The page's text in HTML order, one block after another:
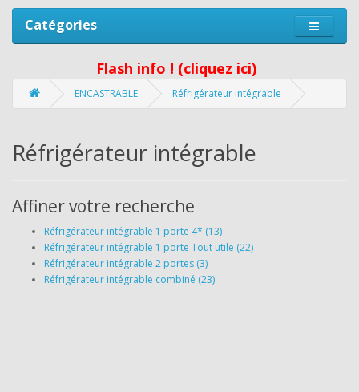
Catégories
Flash info ! (cliquez ici)
ENCASTRABLE Réfrigérateur intégrable
Réfrigérateur intégrable
Affiner votre recherche
Réfrigérateur intégrable 1 porte 4* (13)
Réfrigérateur intégrable 1 porte Tout utile (22)
Réfrigérateur intégrable 2 portes (3)
Réfrigérateur intégrable combiné (23)